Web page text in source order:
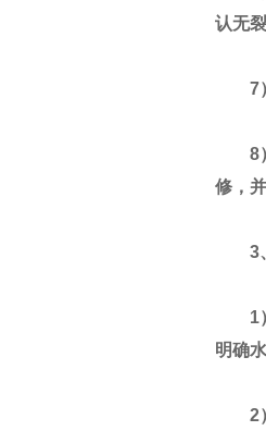
认无
7）
8）
修，
3、
1）
明确
2）